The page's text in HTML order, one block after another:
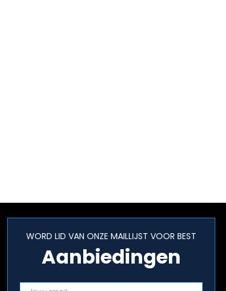
WORD LID VAN ONZE MAILLIJST VOOR BEST
Aanbiedingen